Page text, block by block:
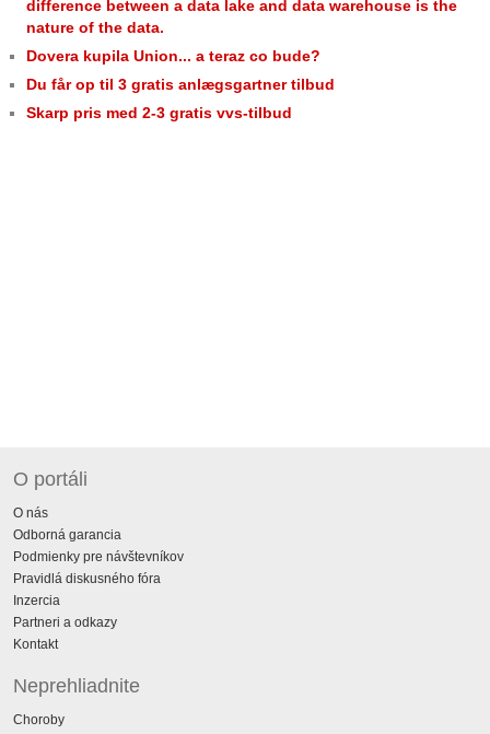
difference between a data lake and data warehouse is the
nature of the data.
Dovera kupila Union... a teraz co bude?
Du får op til 3 gratis anlægsgartner tilbud
Skarp pris med 2-3 gratis vvs-tilbud
O portáli
O nás
Odborná garancia
Podmienky pre návštevníkov
Pravidlá diskusného fóra
Inzercia
Partneri a odkazy
Kontakt
Neprehliadnite
Choroby